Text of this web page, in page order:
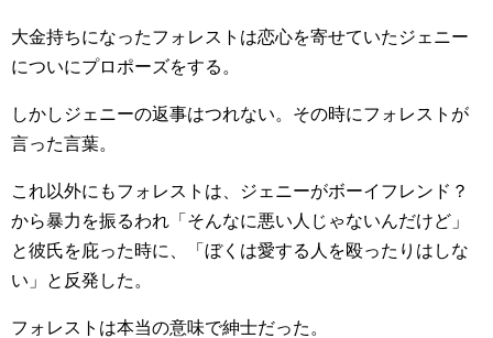
大金持ちになったフォレストは恋心を寄せていたジェニー
についにプロポーズをする。
しかしジェニーの返事はつれない。その時にフォレストが
言った言葉。
これ以外にもフォレストは、ジェニーがボーイフレンド？
から暴力を振るわれ「そんなに悪い人じゃないんだけど」
と彼氏を庇った時に、「ぼくは愛する人を殴ったりはしな
い」と反発した。
フォレストは本当の意味で紳士だった。